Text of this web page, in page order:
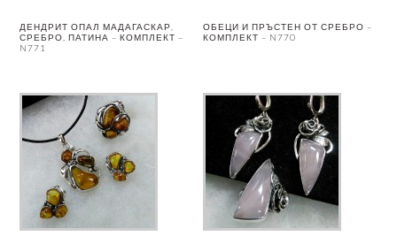
ДЕНДРИТ ОПАЛ МАДАГАСКАР,
СРЕБРО, ПАТИНА – КОМПЛЕКТ –
N771
ОБЕЦИ И ПРЪСТЕН ОТ СРЕБРО –
КОМПЛЕКТ – N770